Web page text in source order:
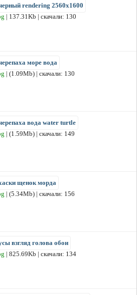
rendering 2560x1600
| 137.31Kb | скачали: 130
море вода
| (1.09Mb) | скачали: 130
вода water turtle
| (1.59Mb) | скачали: 149
щенок морда
| (5.34Mb) | скачали: 156
взгляд голова обои
| 825.69Kb | скачали: 134